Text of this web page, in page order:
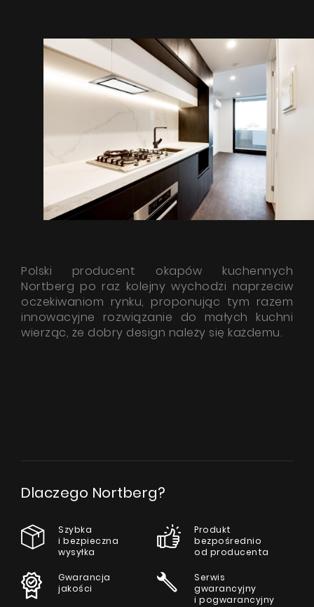
Polski producent okapów kuchennych
Nortberg po raz kolejny wychodzi naprzeciw
oczekiwaniom rynku, proponując tym razem
innowacyjne rozwiązanie do małych kuchni
wierząc, że dobry design należy się każdemu.
Dlaczego Nortberg?
Szybka
i bezpieczna
wysyłka
Produkt
bezpośrednio
od producenta
Gwarancja
jakości
Serwis
gwarancyjny
i pogwarancyjny